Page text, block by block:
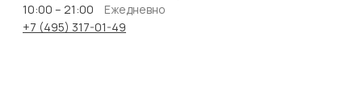
10:00 – 21:00
Ежедневно
+7 (495) 317-01-49